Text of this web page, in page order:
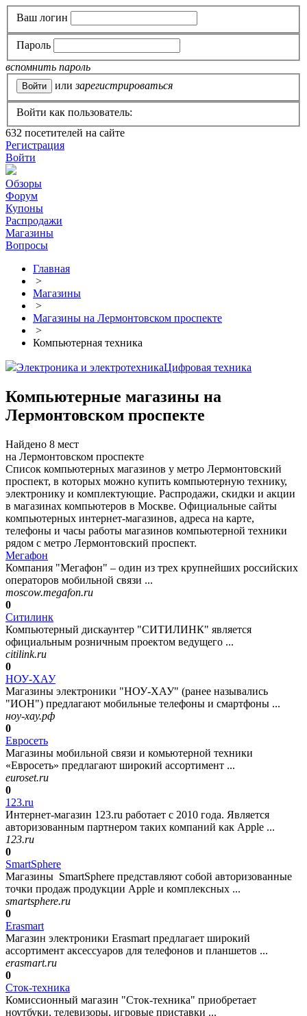
Ваш логин
Пароль
вспомнить пароль
или зарегистрироваться
Войти как пользователь:
632 посетителей на сайте
Регистрация
Войти
Обзоры
Форум
Купоны
Распродажи
Магазины
Вопросы
Главная
>
Магазины
>
Магазины на Лермонтовском проспекте
>
Компьютерная техника
Электроника и электротехникаЦифровая техника
Компьютерные магазины на
Лермонтовском проспекте
Найдено 8 мест
на Лермонтовском проспекте
Список компьютерных магазинов у метро Лермонтовский
проспект, в которых можно купить компьютерную технику,
электронику и комплектующие. Распродажи, скидки и акции
в магазинах компьютеров в Москве. Официальные сайты
компьютерных интернет-магазинов, адреса на карте,
телефоны и часы работы магазинов компьютерной техники
рядом с метро Лермонтовский проспект.
Мегафон
Компания "Мегафон" – один из трех крупнейших российских
операторов мобильной связи ...
moscow.megafon.ru
0
Ситилинк
Компьютерный дискаунтер "СИТИЛИНК" является
официальным розничным проектом ведущего ...
citilink.ru
0
НОУ-ХАУ
Магазины электроники "НОУ-ХАУ" (ранее назывались
"ИОН") предлагают мобильные телефоны и смартфоны ...
ноу-хау.рф
0
Евросеть
Магазины мобильной связи и комьютерной техники
«Евросеть» предлагают широкий ассортимент ...
euroset.ru
0
123.ru
Интернет-магазин 123.ru работает с 2010 года. Является
авторизованным партнером таких компаний как Apple ...
123.ru
0
SmartSphere
Магазины SmartSphere представляют собой авторизованные
точки продаж продукции Apple и комплексных ...
smartsphere.ru
0
Erasmart
Магазин электроники Erasmart предлагает широкий
ассортимент аксессуаров для телефонов и планшетов ...
erasmart.ru
0
Сток-техника
Комиссионный магазин "Сток-техника" приобретает
ноутбуки, телевизоры, игровые приставки ...